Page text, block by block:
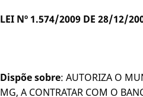
LEI Nº 1.574/2009 DE 28/12/
Dispõe sobre: AUTORIZA O
MG, A CONTRATAR COM O